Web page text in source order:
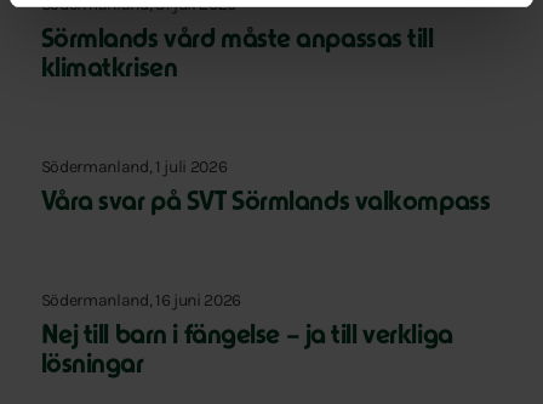
Sörmlands vård måste anpassas till
klimatkrisen
Södermanland, 1 juli 2026
Våra svar på SVT Sörmlands valkompass
Södermanland, 16 juni 2026
Nej till barn i fängelse – ja till verkliga
lösningar